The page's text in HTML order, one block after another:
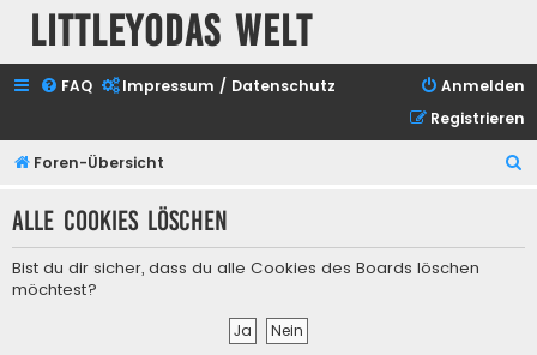
Littleyodas Welt
FAQ Impressum / Datenschutz
Anmelden
Registrieren
Foren-Übersicht
h
Alle Cookies löschen
Bist du dir sicher, dass du alle Cookies des Boards löschen
möchtest?